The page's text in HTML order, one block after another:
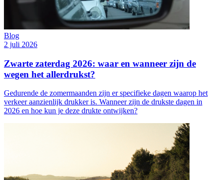
Blog
2 juli 2026
Zwarte zaterdag 2026: waar en wanneer zijn de
wegen het allerdrukst?
Gedurende de zomermaanden zijn er specifieke dagen waarop het
verkeer aanzienlijk drukker is. Wanneer zijn de drukste dagen in
2026 en hoe kun je deze drukte ontwijken?